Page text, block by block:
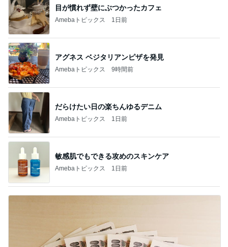
目が慣れず壁にぶつかったカフェ
Amebaトピックス 1日前
アグネス ベジタリアンピザを発見
Amebaトピックス 9時間前
だらけたい日の楽ちんゆるデニム
Amebaトピックス 1日前
敏感肌でもできる攻めのスキンケア
Amebaトピックス 1日前